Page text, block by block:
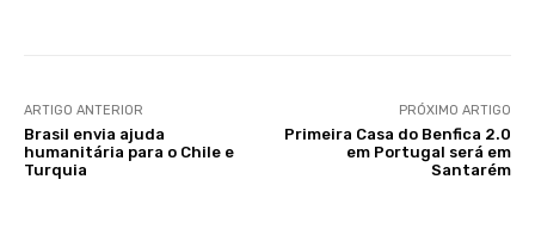
ARTIGO ANTERIOR
Brasil envia ajuda
humanitária para o Chile e
Turquia
PRÓXIMO ARTIGO
Primeira Casa do Benfica 2.0
em Portugal será em
Santarém